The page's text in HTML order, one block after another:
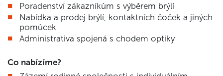
Poradenství zákazníkům s výběrem brýlí
Nabídka a prodej brýlí, kontaktních čoček a jiných
pomůcek
Administrativa spojená s chodem optiky
Co nabízíme?